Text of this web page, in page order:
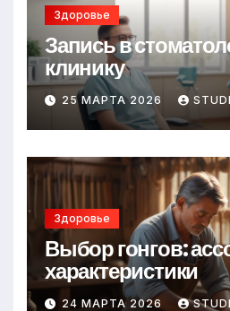
Здоровье
Запись в
клинику
25 МАРТА 2026
Здоровье
Выбор гонгов:
характеристики
24 МАРТА 2026